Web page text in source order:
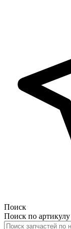
Поиск
Поиск по артикулу